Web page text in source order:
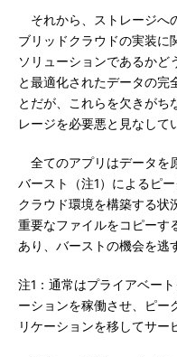
それから、ストレージへ
ブリッドクラウドの実装に
ソリューションであるかど
と最適化されたデータの完
とだが、これらを欠きがち
レージを必要悪と見なして
全てのアプリはデータを
バースト（注1）によるピ
クラウド環境を構築する状
重要なファイルをコピーす
あり、バーストの機会を逃
注1：通常はプライアベー
ーションを稼働させ、ピー
リケーションを移してサー